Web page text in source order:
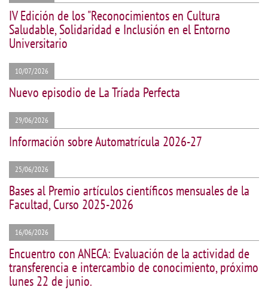
IV Edición de los "Reconocimientos en Cultura
Saludable, Solidaridad e Inclusión en el Entorno
Universitario
10/07/2026
Nuevo episodio de La Tríada Perfecta
29/06/2026
Información sobre Automatrícula 2026-27
25/06/2026
Bases al Premio artículos científicos mensuales de la
Facultad, Curso 2025-2026
16/06/2026
Encuentro con ANECA: Evaluación de la actividad de
transferencia e intercambio de conocimiento, próximo
lunes 22 de junio.